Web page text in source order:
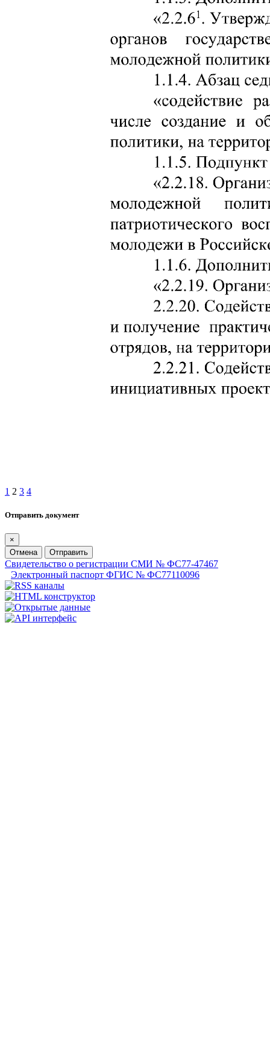
1 2 3 4
Отправить документ
×
Отмена
Отправить
Свидетельство о регистрации СМИ № ФС77-47467
Электронный паспорт ФГИС № ФС77110096